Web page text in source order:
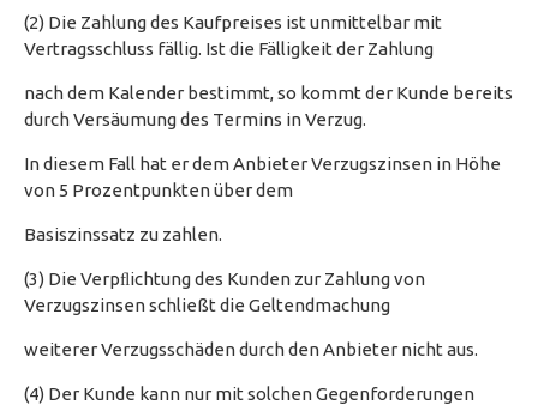
(2) Die Zahlung des Kaufpreises ist unmittelbar mit
Vertragsschluss fällig. Ist die Fälligkeit der Zahlung
nach dem Kalender bestimmt, so kommt der Kunde bereits
durch Versäumung des Termins in Verzug.
In diesem Fall hat er dem Anbieter Verzugszinsen in Höhe
von 5 Prozentpunkten über dem
Basiszinssatz zu zahlen.
(3) Die Verpﬂichtung des Kunden zur Zahlung von
Verzugszinsen schließt die Geltendmachung
weiterer Verzugsschäden durch den Anbieter nicht aus.
(4) Der Kunde kann nur mit solchen Gegenforderungen